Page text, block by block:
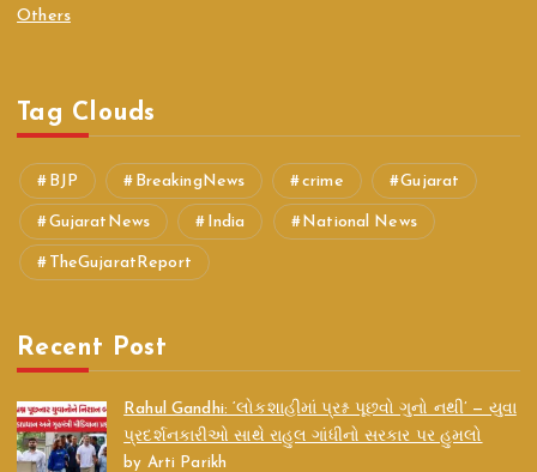
Others
Tag Clouds
BJP BreakingNews crime Gujarat
GujaratNews India National News
TheGujaratReport
Recent Post
Rahul Gandhi: ‘લોકશાહીમાં પ્રશ્ન પૂછવો ગુનો નથી’ — યુવા
પ્રદર્શનકારીઓ સાથે રાહુલ ગાંધીનો સરકાર પર હુમલો
by Arti Parikh